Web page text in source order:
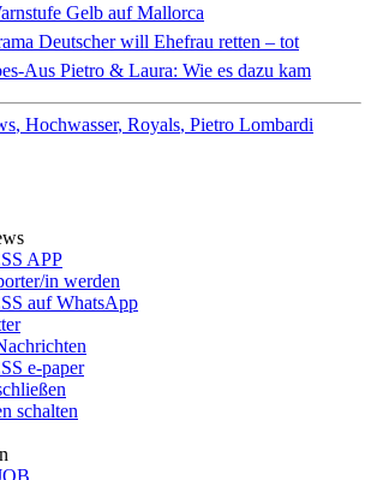
Gelb auf Mallorca
Deutscher will Ehefrau retten – tot
Aus Pietro & Laura: Wie es dazu kam
Hochwasser Royals Pietro Lombardi
APP
in werden
auf WhatsApp
e-paper
schalten